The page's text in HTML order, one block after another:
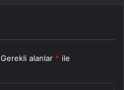
Gerekli alanlar * ile